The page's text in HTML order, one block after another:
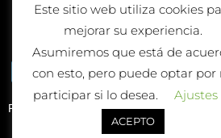
Sábados
10:00-13:00
Política de Devolución o Cambio
Este sitio web utiliza cookies
mejorar su experiencia.
Asumiremos que está de
con esto, pero puede optar por
participar si lo desea.
Ajustes
ACEPTO